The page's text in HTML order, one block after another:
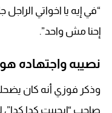
“في إيه يا اخواتي
إحنا مش واحد”.
نصيبه واجتهاده هو
وذكر فوزي أنه كان
صاحب “إيجيبت كدا